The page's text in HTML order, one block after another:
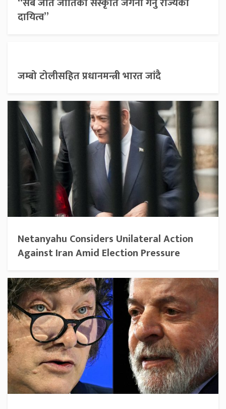
दायित्व”
जम्बो टोलीसहित प्रधानमन्त्री भारत जांदै
Netanyahu Considers Unilateral Action
Against Iran Amid Election Pressure